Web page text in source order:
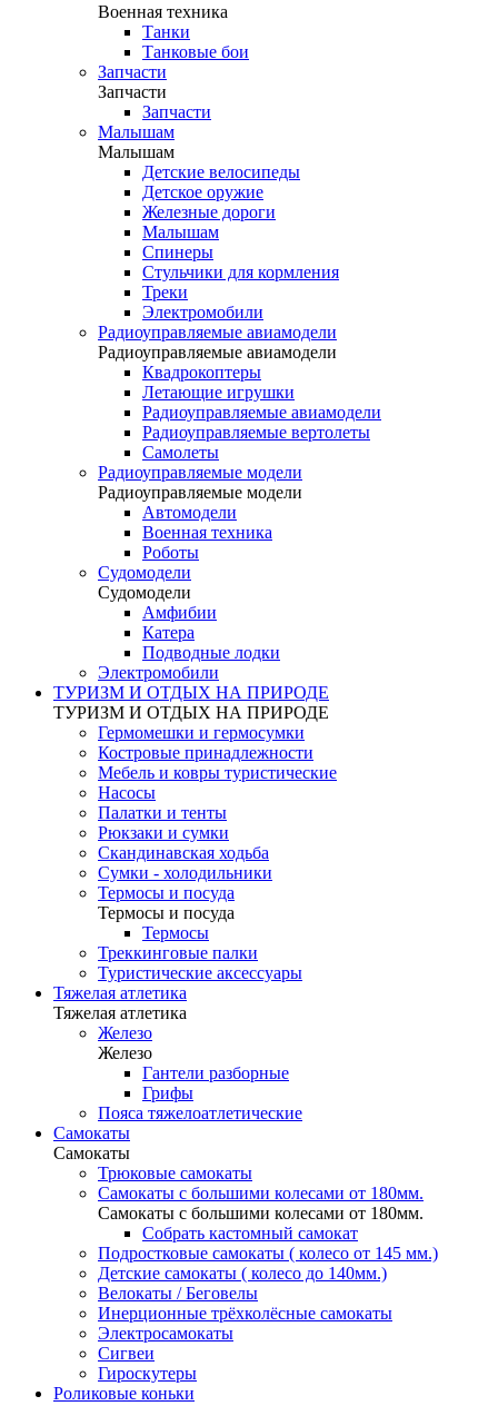
Военная техника
Танки
Танковые бои
Запчасти
Запчасти
Запчасти
Малышам
Малышам
Детские велосипеды
Детское оружие
Железные дороги
Малышам
Спинеры
Стульчики для кормления
Треки
Электромобили
Радиоуправляемые авиамодели
Радиоуправляемые авиамодели
Квадрокоптеры
Летающие игрушки
Радиоуправляемые авиамодели
Радиоуправляемые вертолеты
Самолеты
Радиоуправляемые модели
Радиоуправляемые модели
Автомодели
Военная техника
Роботы
Судомодели
Судомодели
Амфибии
Катера
Подводные лодки
Электромобили
ТУРИЗМ И ОТДЫХ НА ПРИРОДЕ
ТУРИЗМ И ОТДЫХ НА ПРИРОДЕ
Гермомешки и гермосумки
Костровые принадлежности
Мебель и ковры туристические
Насосы
Палатки и тенты
Рюкзаки и сумки
Скандинавская ходьба
Сумки - холодильники
Термосы и посуда
Термосы и посуда
Термосы
Треккинговые палки
Туристические аксессуары
Тяжелая атлетика
Тяжелая атлетика
Железо
Железо
Гантели разборные
Грифы
Пояса тяжелоатлетические
Самокаты
Самокаты
Трюковые самокаты
Самокаты с большими колесами от 180мм.
Самокаты с большими колесами от 180мм.
Собрать кастомный самокат
Подростковые самокаты ( колесо от 145 мм.)
Детские самокаты ( колесо до 140мм.)
Велокаты / Беговелы
Инерционные трёхколёсные самокаты
Электросамокаты
Сигвеи
Гироскутеры
Роликовые коньки